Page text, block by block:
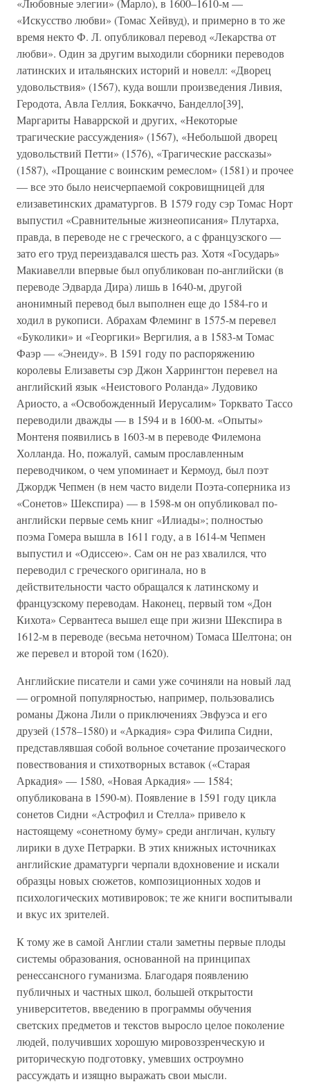
«Любовные элегии» (Марло), в 1600–1610-м —
«Искусство любви» (Томас Хейвуд), и примерно в то же
время некто Ф. Л. опубликовал перевод «Лекарства от
любви». Один за другим выходили сборники переводов
латинских и итальянских историй и новелл: «Дворец
удовольствия» (1567), куда вошли произведения Ливия,
Геродота, Авла Геллия, Боккаччо, Банделло[39],
Маргариты Наваррской и других, «Некоторые
трагические рассуждения» (1567), «Небольшой дворец
удовольствий Петти» (1576), «Трагические рассказы»
(1587), «Прощание с воинским ремеслом» (1581) и прочее
— все это было неисчерпаемой сокровищницей для
елизаветинских драматургов. В 1579 году сэр Томас Норт
выпустил «Сравнительные жизнеописания» Плутарха,
правда, в переводе не с греческого, а с французского —
зато его труд переиздавался шесть раз. Хотя «Государь»
Макиавелли впервые был опубликован по-английски (в
переводе Эдварда Дира) лишь в 1640-м, другой
анонимный перевод был выполнен еще до 1584-го и
ходил в рукописи. Абрахам Флеминг в 1575-м перевел
«Буколики» и «Георгики» Вергилия, а в 1583-м Томас
Фаэр — «Энеиду». В 1591 году по распоряжению
королевы Елизаветы сэр Джон Харрингтон перевел на
английский язык «Неистового Роланда» Лудовико
Ариосто, а «Освобожденный Иерусалим» Торквато Тассо
переводили дважды — в 1594 и в 1600-м. «Опыты»
Монтеня появились в 1603-м в переводе Филемона
Холланда. Но, пожалуй, самым прославленным
переводчиком, о чем упоминает и Кермоуд, был поэт
Джордж Чепмен (в нем часто видели Поэта-соперника из
«Сонетов» Шекспира) — в 1598-м он опубликовал по-
английски первые семь книг «Илиады»; полностью
поэма Гомера вышла в 1611 году, а в 1614-м Чепмен
выпустил и «Одиссею». Сам он не раз хвалился, что
переводил с греческого оригинала, но в
действительности часто обращался к латинскому и
французскому переводам. Наконец, первый том «Дон
Кихота» Сервантеса вышел еще при жизни Шекспира в
1612-м в переводе (весьма неточном) Томаса Шелтона; он
же перевел и второй том (1620).
Английские писатели и сами уже сочиняли на новый лад
— огромной популярностью, например, пользовались
романы Джона Лили о приключениях Эвфуэса и его
друзей (1578–1580) и «Аркадия» сэра Филипа Сидни,
представлявшая собой вольное сочетание прозаического
повествования и стихотворных вставок («Старая
Аркадия» — 1580, «Новая Аркадия» — 1584;
опубликована в 1590-м). Появление в 1591 году цикла
сонетов Сидни «Астрофил и Стелла» привело к
настоящему «сонетному буму» среди англичан, культу
лирики в духе Петрарки. В этих книжных источниках
английские драматурги черпали вдохновение и искали
образцы новых сюжетов, композиционных ходов и
психологических мотивировок; те же книги воспитывали
и вкус их зрителей.
К тому же в самой Англии стали заметны первые плоды
системы образования, основанной на принципах
ренессансного гуманизма. Благодаря появлению
публичных и частных школ, большей открытости
университетов, введению в программы обучения
светских предметов и текстов выросло целое поколение
людей, получивших хорошую мировоззренческую и
риторическую подготовку, умевших остроумно
рассуждать и изящно выражать свои мысли.